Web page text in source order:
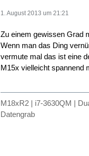
1. August 2013 um 21:21
Zu einem gewissen Grad
Wenn man das Ding
vermute mal das ist eine
M15x vielleicht spannend
M18xR2 | i7-3630QM |
Datengrab